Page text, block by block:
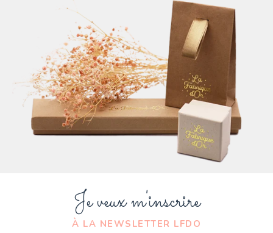
Je veux m'inscrire
À LA NEWSLETTER LFDO